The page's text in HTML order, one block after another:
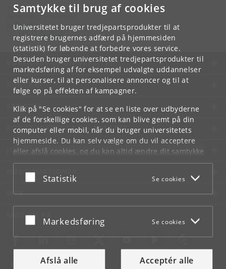
Samtykke til brug af cookies
Universitetet bruger tredjepartsprodukter til at
registrere brugernes adfærd på hjemmesiden
(statistik) for løbende at forbedre vores service.
Desuden bruger universitetet tredjepartsprodukter til
markedsføring af for eksempel udvalgte uddannelser
eller kurser, til at personalisere annoncer og til at
følge op på effekten af kampagner.
Klik på "Se cookies" for at se en liste over udbyderne
af de forskellige cookies, som kan blive gemt på din
computer eller mobil, når du bruger universitetets
hjemmeside. Du kan selv vælge om du vil acceptere
eller afslå cookies, og du kan altid ændre dit samtykke
underCookie- og privatlivspolitiksom du finder i
bunden af hver side.
Acceptér eller afslå
Statistik Se cookies
Acceptér eller afslå
Markedsføring Se cookies
Afslå alle Acceptér alle
Kontakt:
Københavns Universitet
@ku.dk
KØBENHAVNS UNIVERSITET
KONTAKT
SERVICES
FOR STUDERENDE OG ANSATTE
JOB OG KARRIERE
NØDSITUATIONER
WEB
MØD KU PÅ